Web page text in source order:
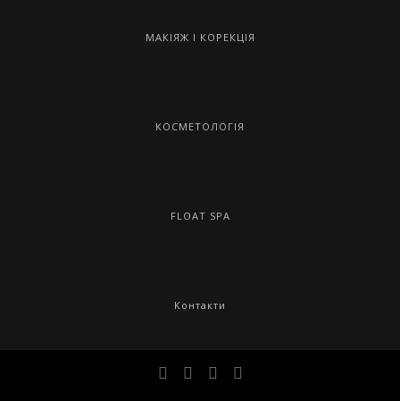
МАКІЯЖ І КОРЕКЦІЯ
КОСМЕТОЛОГІЯ
FLOAT SPA
Контакти